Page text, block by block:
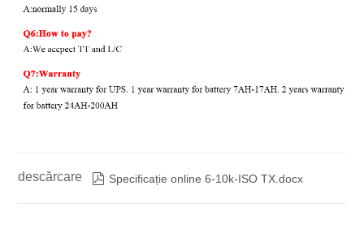
descărcare  Specificație online 6-10k-ISO TX.docx